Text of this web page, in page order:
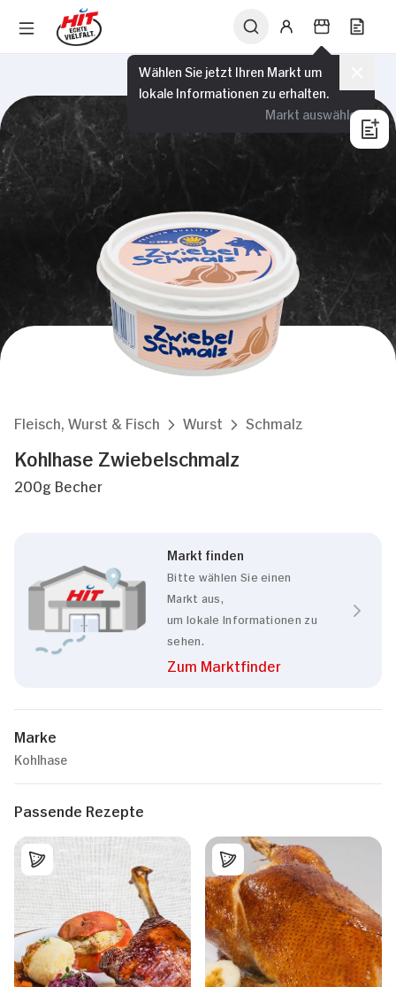
Wählen Sie jetzt Ihren Markt um
lokale Informationen zu erhalten.
Markt auswählen
Fleisch, Wurst & Fisch Wurst Schmalz
Kohlhase Zwiebelschmalz
200g Becher
Markt finden
Bitte wählen Sie einen
Markt aus,
um lokale Informationen zu
sehen.
Zum Marktfinder
Marke
Kohlhase
Passende Rezepte